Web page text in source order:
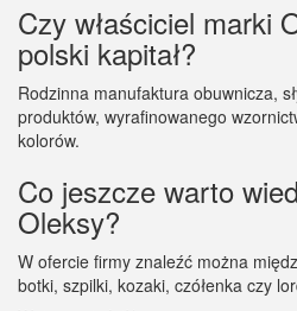
Czy właściciel marki
polski kapitał?
Rodzinna manufaktura obuwnicza,
produktów, wyrafinowanego
kolorów.
Co jeszcze warto
Oleksy?
W ofercie firmy znaleźć można
botki, szpilki, kozaki, czółenka czy